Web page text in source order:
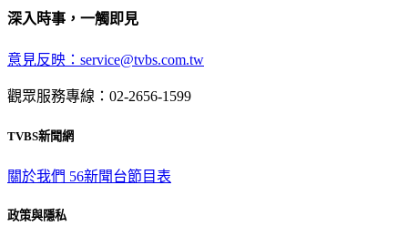
深入時事，一觸即見
意見反映：service@tvbs.com.tw
觀眾服務專線：02-2656-1599
TVBS新聞網
關於我們 56新聞台節目表
政策與隱私